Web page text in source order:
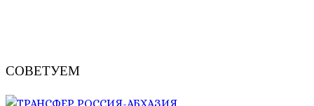
СОВЕТУЕМ